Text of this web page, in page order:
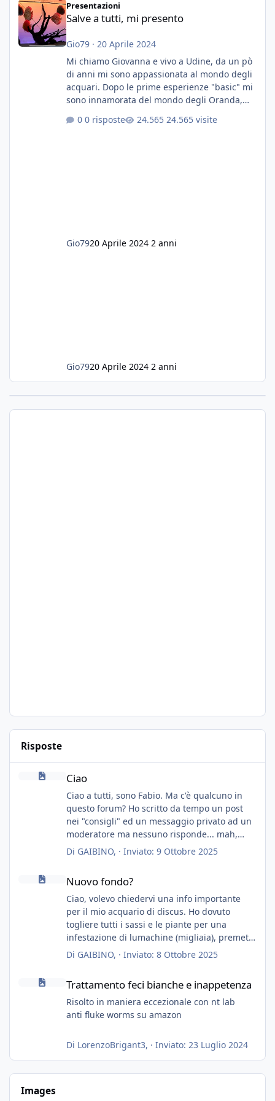
Presentazioni
Salve a tutti, mi presento
Gio79· 20 Aprile 2024
Mi chiamo Giovanna e vivo a Udine, da un pò
di anni mi sono appassionata al mondo degli
acquari. Dopo le prime esperienze "basic" mi
sono innamorata del mondo degli Oranda,
E' stata una bella scuola per quanto riguarda
0 risposte 24.565 visite
Gio7920 Aprile 2024 2 anni
Gio7920 Aprile 2024 2 anni
Risposte
Ciao
Ciao a tutti, sono Fabio. Ma c'è qualcuno in
questo forum? Ho scritto da tempo un post
nei "consigli" ed un messaggio privato ad un
moderatore ma nessuno risponde... mah,
chissà... speravo in un consiglio...
Di GAIBINO, · Inviato: 9 Ottobre 2025
Nuovo fondo?
Nuovo fondo?
Ciao, volevo chiedervi una info importante
per il mio acquario di discus. Ho dovuto
togliere tutti i sassi e le piante per una
infestazione di lumachine (migliaia), premetto
che ho 3 discus, 8 coridoras, e una ventina di
Ho già tolto migliaia di lumachine e non
esagero.
Ora vorrei togliere tutto il fondo che ho, scuro
che fatico a togliere senza rimuovere il fondo.
Vorrei quindi togliere tutto (il fondo dopo
Di GAIBINO, · Inviato: 8 Ottobre 2025
Trattamento feci bianche e inappetenza
Trattamento feci bianche e inappetenza
Risolto in maniera eccezionale con nt lab
anti fluke worms su amazon
Di LorenzoBrigant3, · Inviato: 23 Luglio 2024
Images